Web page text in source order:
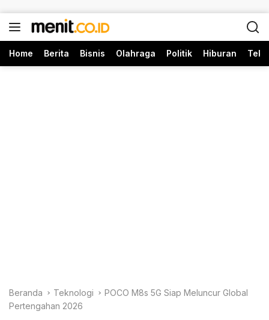
Home Berita Bisnis Olahraga Politik Hiburan
Beranda Teknologi
POCO M8s 5G Siap Meluncur Global
Pertengahan 2026